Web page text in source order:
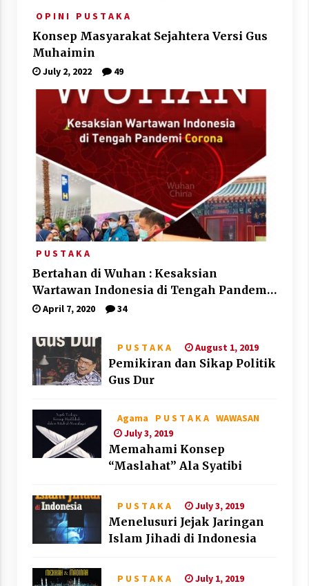
O P I N I P U S T A K A
Konsep Masyarakat Sejahtera Versi Gus
Muhaimin
July 2, 2022 49
P U S T A K A
Bertahan di Wuhan : Kesaksian
Wartawan Indonesia di Tengah Pandemi
Corona
April 7, 2020 34
P U S T A K A August 1, 2019
Pemikiran dan Sikap Politik
Gus Dur
Agama P U S T A K A WAWASAN
July 3, 2019
Memahami Konsep
“Maslahat” Ala Syatibi
P U S T A K A July 3, 2019
Menelusuri Jejak Jaringan
Islam Jihadi di Indonesia
P U S T A K A July 1, 2019